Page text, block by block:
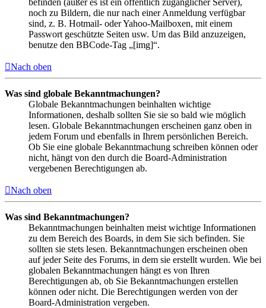
noch zu Bildern, die nur nach einer Anmeldung verfügbar
sind, z. B. Hotmail- oder Yahoo-Mailboxen, mit einem
Passwort geschützte Seiten usw. Um das Bild anzuzeigen,
benutze den BBCode-Tag „[img]“.
Nach oben
Was sind globale Bekanntmachungen?
Globale Bekanntmachungen beinhalten wichtige
Informationen, deshalb sollten Sie sie so bald wie möglich
lesen. Globale Bekanntmachungen erscheinen ganz oben in
jedem Forum und ebenfalls in Ihrem persönlichen Bereich.
Ob Sie eine globale Bekanntmachung schreiben können oder
nicht, hängt von den durch die Board-Administration
vergebenen Berechtigungen ab.
Nach oben
Was sind Bekanntmachungen?
Bekanntmachungen beinhalten meist wichtige Informationen
zu dem Bereich des Boards, in dem Sie sich befinden. Sie
sollten sie stets lesen. Bekanntmachungen erscheinen oben
auf jeder Seite des Forums, in dem sie erstellt wurden. Wie bei
globalen Bekanntmachungen hängt es von Ihren
Berechtigungen ab, ob Sie Bekanntmachungen erstellen
können oder nicht. Die Berechtigungen werden von der
Board-Administration vergeben.